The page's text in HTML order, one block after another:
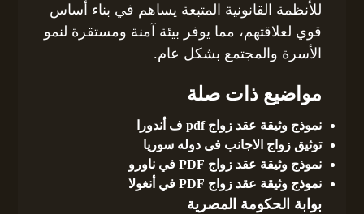
للأنظمة القانونية المتبعة يساهم في بناء أساس
قوي لعلاقتهم، مما يوفر بيئة آمنة ومستقرة لنمو
الأسرة والمجتمع بشكل عام.
مواضيع ذات صلة
نموذج وثيقة عقد زواج pdf ف أندورا
توثيق زواج الاجانب فى دوله سوريا
نموذج وثيقة عقد زواج PDF في ناورو
نموذج وثيقة عقد زواج PDF في أنغولا
بوابة الحكومة المصرية